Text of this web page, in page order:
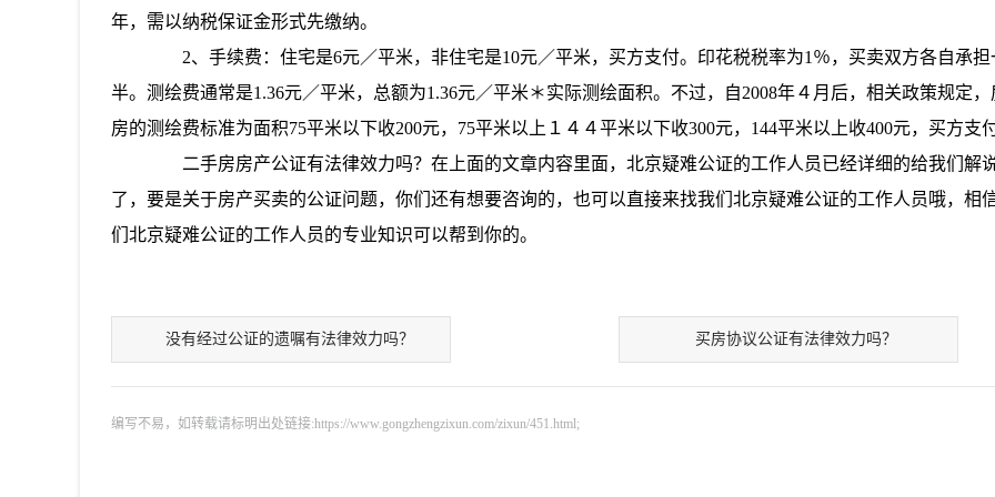
年，需以纳税保证金形式先缴纳。
2、手续费：住宅是6元／平米，非住宅是10元／平米，买方支付。印花税税率为1％，买卖双方各自承担
半。测绘费通常是1.36元／平米，总额为1.36元／平米＊实际测绘面积。不过，自2008年４月后，相关政策规定，
房的测绘费标准为面积75平米以下收200元，75平米以上１４４平米以下收300元，144平米以上收400元，买方支付
二手房房产公证有法律效力吗？在上面的文章内容里面，北京疑难公证的工作人员已经详细的给我们解
了，要是关于房产买卖的公证问题，你们还有想要咨询的，也可以直接来找我们北京疑难公证的工作人员哦，相
们北京疑难公证的工作人员的专业知识可以帮到你的。
没有经过公证的遗嘱有法律效力吗？ 买房协议公证有法律效力吗？
编写不易，如转载请标明出处链接:https://www.gongzhengzixun.com/zixun/451.html;